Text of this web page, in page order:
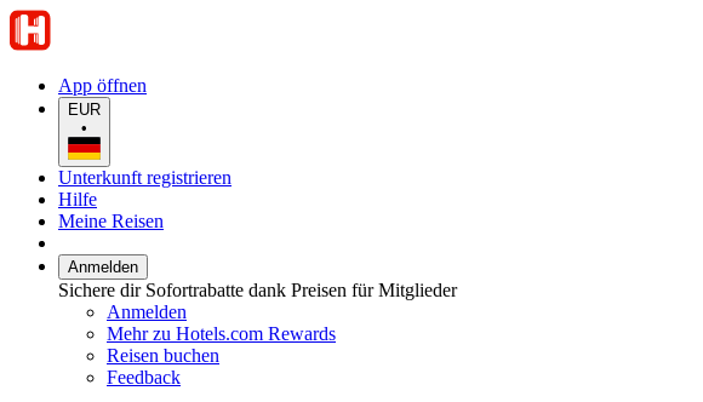
App öffnen
EUR
•
Unterkunft registrieren
Hilfe
Meine Reisen
Anmelden
Sichere dir Sofortrabatte dank Preisen für Mitglieder
Anmelden
Mehr zu Hotels.com Rewards
Reisen buchen
Feedback